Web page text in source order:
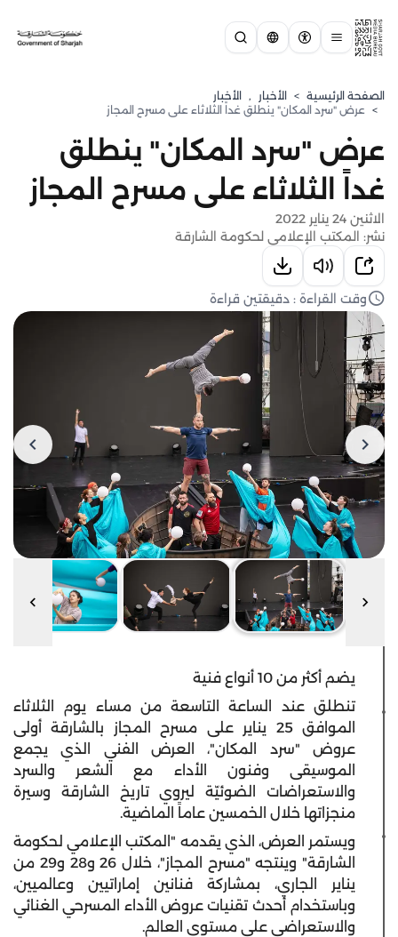
الصفحة الرئيسية > الأخبار , الأخبار
> عرض "سرد المكان" ينطلق غداً الثلاثاء على مسرح المجاز
عرض "سرد المكان" ينطلق
غداً الثلاثاء على مسرح المجاز
الاثنين 24 يناير 2022
نشر: المكتب الإعلامي لحكومة الشارقة
وقت القراءة : دقيقتين قراءة
يضم أكثر من 10 أنواع فنية
تنطلق عند الساعة التاسعة من مساء يوم الثلاثاء
الموافق 25 يناير على مسرح المجاز بالشارقة أولى
عروض "سرد المكان"، العرض الفني الذي يجمع
الموسيقى وفنون الأداء مع الشعر والسرد
والاستعراضات الضوئيّة ليروي تاريخ الشارقة وسيرة
منجزاتها خلال الخمسين عاماً الماضية.
ويستمر العرض، الذي يقدمه "المكتب الإعلامي لحكومة
الشارقة" وينتجه "مسرح المجاز"، خلال 26 و28 و29 من
يناير الجاري، بمشاركة فنانين إماراتيين وعالميين،
وباستخدام أحدث تقنيات عروض الأداء المسرحي الغنائي
والاستعراضي على مستوى العالم.